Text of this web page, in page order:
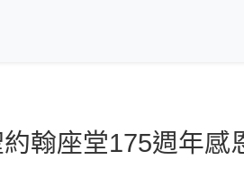
翰座堂175週年感